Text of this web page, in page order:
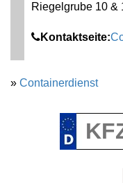
Riegelgrube 10 &
Kontaktseite:
» Containerdienst